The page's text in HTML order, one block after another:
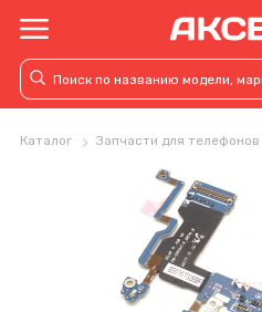
Каталог Запчасти для телефонов